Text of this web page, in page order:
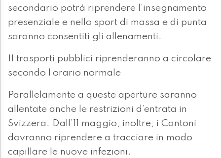
secondario potrà riprendere l’insegnamento
presenziale e nello sport di massa e di punta
saranno consentiti gli allenamenti.
II trasporti pubblici riprenderanno a circolare
secondo l’orario normale
Parallelamente a queste aperture saranno
allentate anche le restrizioni d’entrata in
Svizzera. Dall’11 maggio, inoltre, i Cantoni
dovranno riprendere a tracciare in modo
capillare le nuove infezioni.